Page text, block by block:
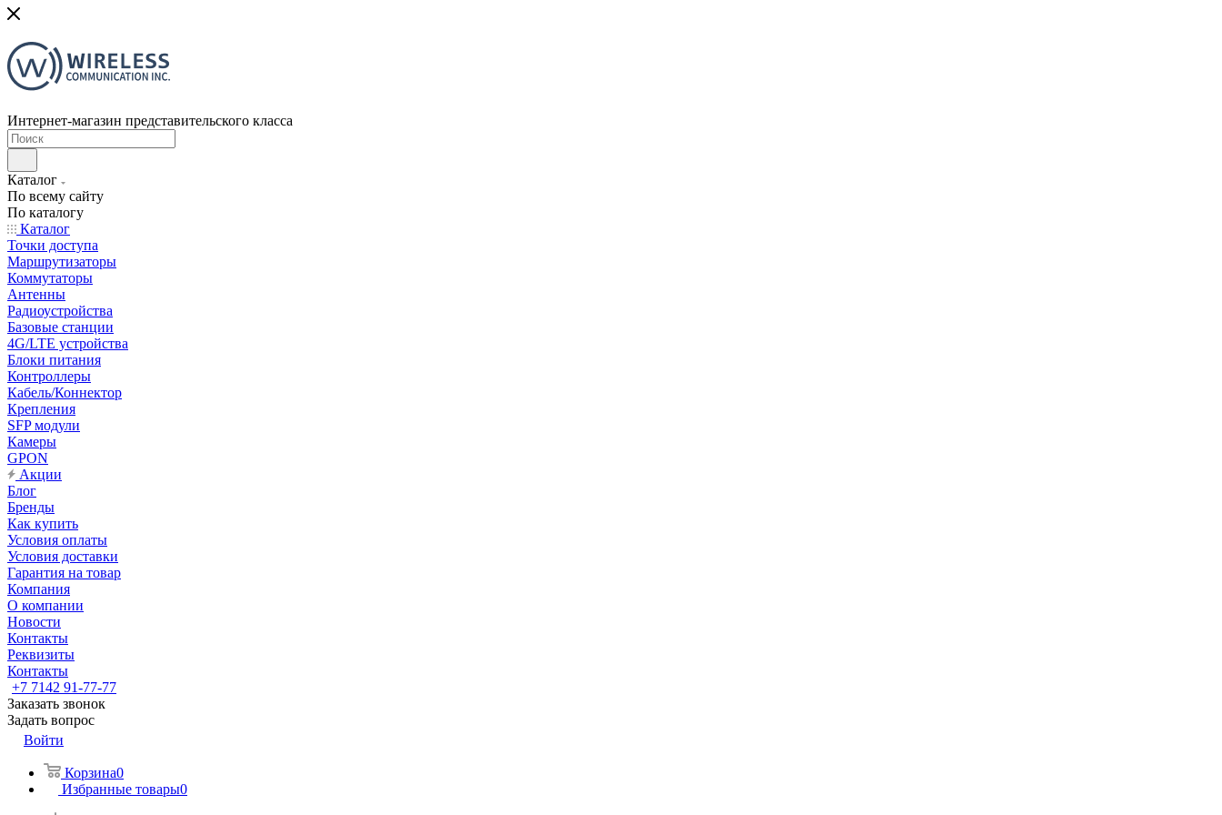
Интернет-магазин представительского класса
Каталог
По всему сайту
По каталогу
Каталог
Точки доступа
Маршрутизаторы
Коммутаторы
Антенны
Радиоустройства
Базовые станции
4G/LTE устройства
Блоки питания
Контроллеры
Кабель/Коннектор
Крепления
SFP модули
Камеры
GPON
Акции
Блог
Бренды
Как купить
Условия оплаты
Условия доставки
Гарантия на товар
Компания
О компании
Новости
Контакты
Реквизиты
Контакты
+7 7142 91-77-77
Заказать звонок
Задать вопрос
Войти
Корзина0
Избранные товары0